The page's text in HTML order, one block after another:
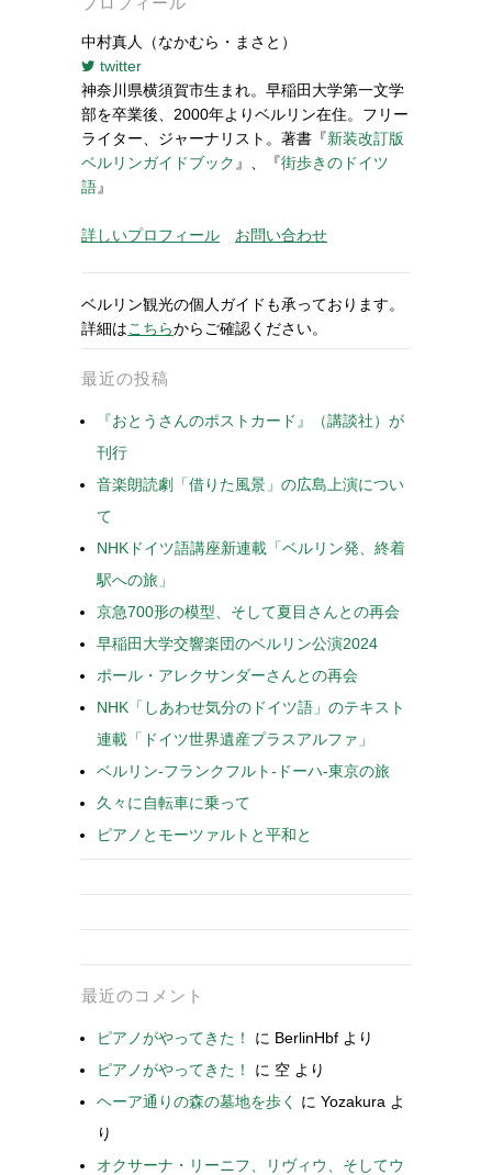
中村真人（なかむら・まさと）
twitter
神奈川県横須賀市生まれ。早稲田大学第一文学
部を卒業後、2000年よりベルリン在住。フリー
ライター、ジャーナリスト。著書『新装改訂版
ベルリンガイドブック 』、『街歩きのドイツ
語』
詳しいプロフィール お問い合わせ
ベルリン観光の個人ガイドも承っております。
詳細はこちらからご確認ください。
最近の投稿
『おとうさんのポストカード』（講談社）が
刊行
音楽朗読劇「借りた風景」の広島上演につい
て
NHKドイツ語講座新連載「ベルリン発、終着
駅への旅」
京急700形の模型、そして夏目さんとの再会
早稲田大学交響楽団のベルリン公演2024
ポール・アレクサンダーさんとの再会
NHK「しあわせ気分のドイツ語」のテキスト
連載「ドイツ世界遺産プラスアルファ」
ベルリン-フランクフルト-ドーハ-東京の旅
久々に自転車に乗って
ピアノとモーツァルトと平和と
最近のコメント
ピアノがやってきた！ に BerlinHbf より
ピアノがやってきた！
に 空 より
ヘーア通りの森の墓地を歩く
に Yozakura よ
り
オクサーナ・リーニフ、リヴィウ、そしてウ